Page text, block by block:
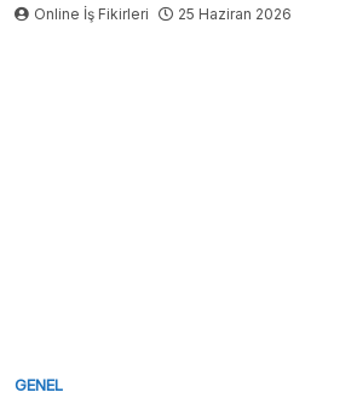
Online İş Fikirleri 25 Haziran 2026
GENEL